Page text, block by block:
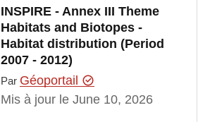
INSPIRE - Annex III Theme
Habitats and Biotopes -
Habitat distribution (Period
2007 - 2012)
Par Géoportail
Mis à jour le June 10, 2026